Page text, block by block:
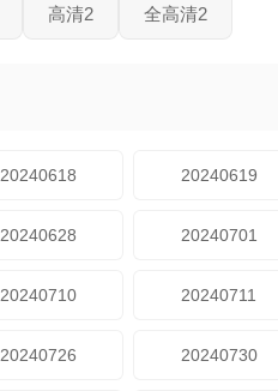
高清2 全高清2
20240618 20240619
20240628 20240701
20240710 20240711
20240726 20240730